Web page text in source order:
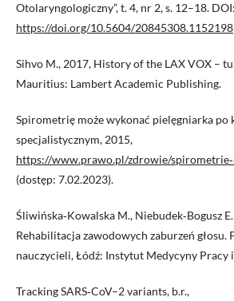
Otolaryngologiczny”, t. 4, nr 2, s. 12–18. DOI:
https://doi.org/10.5604/20845308.1152198
Sihvo M., 2017, History of the LAX VOX –
Mauritius: Lambert Academic Publishing.
Spirometrię może wykonać pielęgniarka po
specjalistycznym, 2015,
https://www.prawo.pl/zdrowie/
(dostęp: 7.02.2023).
Śliwińska‑Kowalska M., Niebudek‑Bogusz
Rehabilitacja zawodowych zaburzeń głosu.
nauczycieli, Łódź: Instytut Medycyny Pracy
Tracking SARS‑CoV–2 variants, b.r.,